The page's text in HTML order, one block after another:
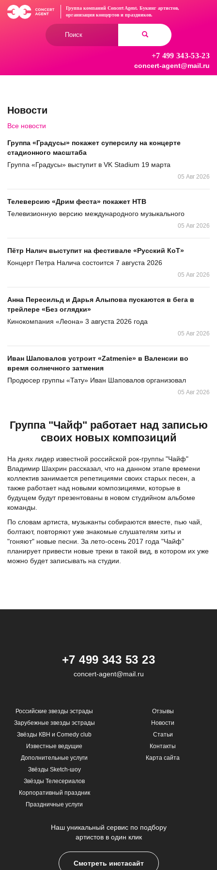
Перейти
Группа компаний Concert Agent. Букинг артистов,
организация концертов и праздников.
+7 499 343-53-23
concert-agent@mail.ru
Новости
Все новости
Группа «Градусы» покажет суперсилу на концерте
стадионного масштаба
Группа «Градусы» выступит в VK Stadium 19 марта
05 Авг 2026
Телеверсию «Дрим феста» покажет НТВ
Телевизионную версию международного музыкального
05 Авг 2026
Пётр Налич выступит на фестивале «Русский КоТ»
Концерт Петра Налича состоится 7 августа 2026
05 Авг 2026
Анна Пересильд и Дарья Алыпова пускаются в бега в
трейлере «Без оглядки»
Кинокомпания «Леона» 3 августа 2026 года
05 Авг 2026
Иван Шаповалов устроит «Zatmenie» в Валенсии во
время солнечного затмения
Продюсер группы «Тату» Иван Шаповалов организовал
05 Авг 2026
Группа "Чайф" работает над записью
своих новых композиций
На днях лидер известной российской рок-группы "Чайф"
Владимир Шахрин рассказал, что на данном этапе времени
коллектив занимается репетициями своих старых песен, а
также работает над новыми композициями, которые в
будущем будут презентованы в новом студийном альбоме
команды.
По словам артиста, музыканты собираются вместе, пью чай,
болтают, повторяют уже знакомые слушателям хиты и
"гоняют" новые песни. За лето-осень 2017 года "Чайф"
планирует привести новые треки в такой вид, в котором их уже
можно будет записывать на студии.
+7 499 343 53 23
concert-agent@mail.ru
Российские звезды эстрады
Зарубежные звезды эстрады
Звёзды КВН и Comedy club
Известные ведущие
Дополнительные услуги
Звёзды Sketch-шоу
Звёзды Телесериалов
Корпоративный праздник
Праздничные услуги
Отзывы
Новости
Статьи
Контакты
Карта сайта
Наш уникальный сервис по подбору
артистов в один клик
Смотреть инстасайт